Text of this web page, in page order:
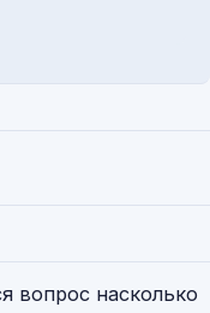
вопрос насколько